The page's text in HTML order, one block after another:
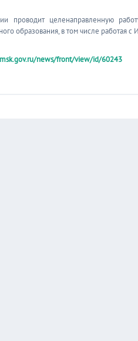
проводит целенаправленную
образования, в том числе работая
news/front/view/id/60243